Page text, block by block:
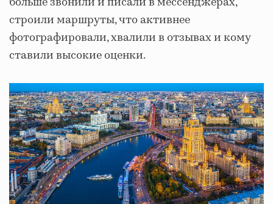
строили маршруты, что активнее
фотографировали, хвалили в отзывах и кому
ставили высокие оценки.